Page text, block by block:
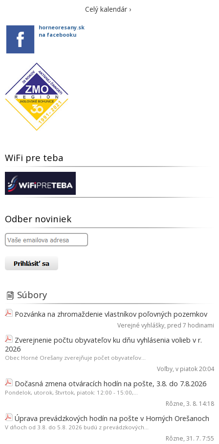
Celý kalendár ›
horneoresany.sk
na facebooku
WiFi pre teba
Odber noviniek
Súbory
Pozvánka na zhromaždenie vlastníkov poľovných pozemkov
Verejné vyhlášky, pred 7 hodinami
Zverejnenie počtu obyvateľov ku dňu vyhlásenia volieb v r.
2026
Obec Horné Orešany zverejňuje počet obyvateľov...
Voľby, v piatok 20:04
Dočasná zmena otváracích hodín na pošte, 3.8. do 7.8.2026
Pondelok, utorok, štvrtok, piatok: 12:00 - 15:00,...
Rôzne, 3. 8. 14:18
Úprava prevádzkových hodín na pošte v Horných Orešanoch
V dňoch od 3.8. do 5.8. 2026 budú z prevádzkových...
Rôzne, 31. 7. 7:55